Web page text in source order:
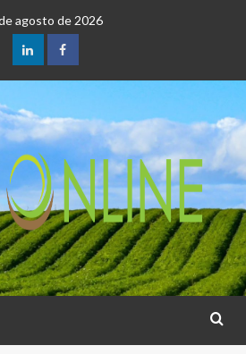
agosto de 2026